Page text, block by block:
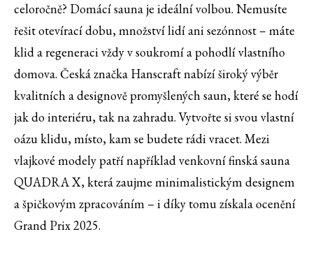
celoročně? Domácí sauna je ideální volbou. Nemusíte
řešit otevírací dobu, množství lidí ani sezónnost – máte
klid a regeneraci vždy v soukromí a pohodlí vlastního
domova. Česká značka Hanscraft nabízí široký výběr
kvalitních a designově promyšlených saun, které se hodí
jak do interiéru, tak na zahradu. Vytvořte si svou vlastní
oázu klidu, místo, kam se budete rádi vracet. Mezi
vlajkové modely patří například venkovní finská sauna
QUADRA X, která zaujme minimalistickým designem
a špičkovým zpracováním – i díky tomu získala ocenění
Grand Prix 2025.